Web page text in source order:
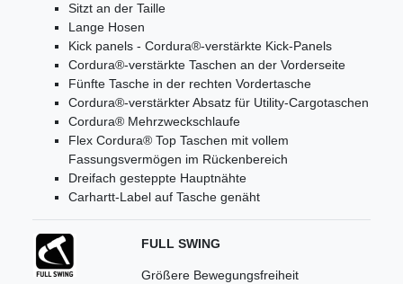
Sitzt an der Taille
Lange Hosen
Kick panels - Cordura®-verstärkte Kick-Panels
Cordura®-verstärkte Taschen an der Vorderseite
Fünfte Tasche in der rechten Vordertasche
Cordura®-verstärkter Absatz für Utility-Cargotaschen
Cordura® Mehrzweckschlaufe
Flex Cordura® Top Taschen mit vollem
Fassungsvermögen im Rückenbereich
Dreifach gesteppte Hauptnähte
Carhartt-Label auf Tasche genäht
FULL SWING
Größere Bewegungsfreiheit